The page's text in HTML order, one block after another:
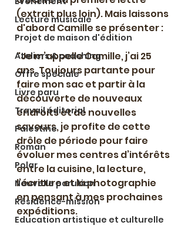
Lecture musicale
Projet de maison d'édition
Ateliers & coaching
Offre spéciale
Livre paru
Travail éditorial
Palestine
Roman
Polar
Nouvelle parution
Résidence-mission
Education artistique et culturelle
(extrait plus loin). Mais laissons
d'abord Camille se présenter :
"Je m’appelle Camille, j’ai 25
ans. Toujours partante pour
faire mon sac et partir à la
découverte de nouveaux
endroits et de nouvelles
saveurs, je profite de cette
drôle de période pour faire
évoluer mes centres d’intérêts
entre la cuisine, la lecture,
l’écriture et la photographie
en pensant à mes prochaines
expéditions.